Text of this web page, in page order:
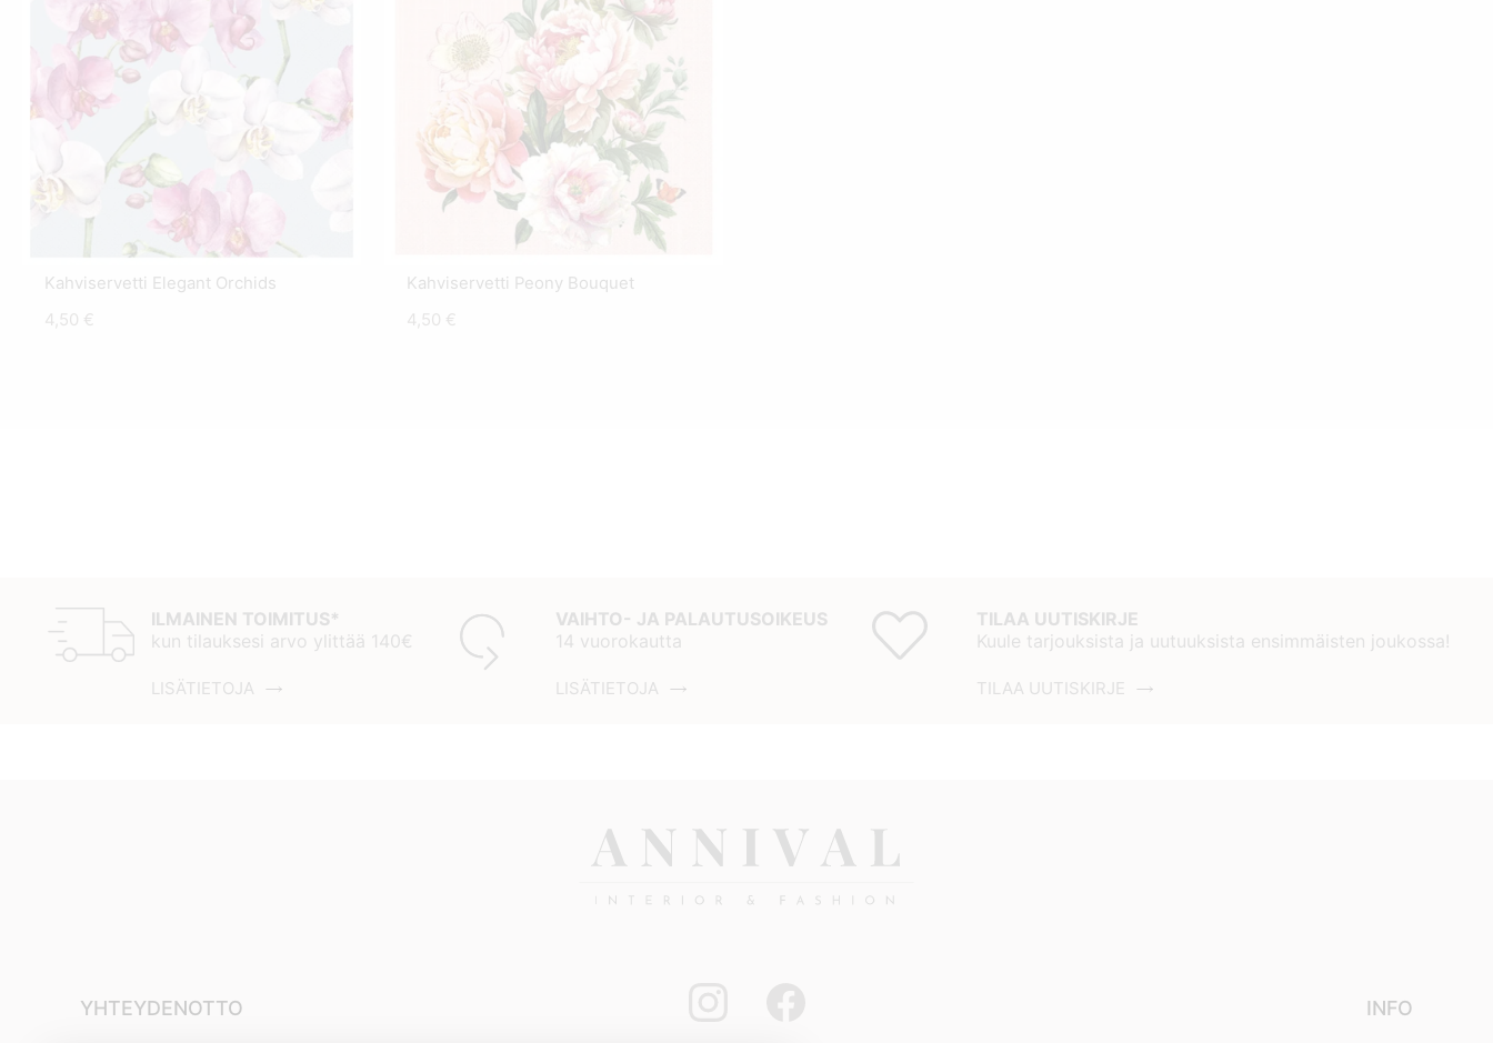
Kahviservetti Elegant Orchids
4,50 €
Kahviservetti Peony Bouquet
4,50 €
ILMAINEN TOIMITUS*
kun tilauksesi arvo ylittää 140€
LISÄTIETOJA
VAIHTO- JA PALAUTUSOIKEUS
14 vuorokautta
LISÄTIETOJA
TILAA UUTISKIRJE
Kuule tarjouksista ja uutuuksista ensimmäisten joukossa!
TILAA UUTISKIRJE
YHTEYDENOTTO INFO